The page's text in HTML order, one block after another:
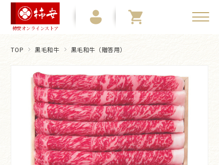
柿安オンラインストア
TOP 黒毛和牛 黒毛和牛（贈答用）